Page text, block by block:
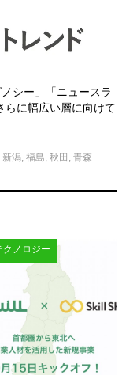
シー」「ニュースラ
に幅広い層に向けて
新潟, 福島, 秋田 , 青森
クノロジー